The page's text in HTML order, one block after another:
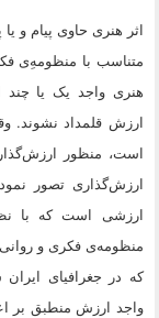
اثر هنری حاوی پیام و
متناسب با منظومه‌ِی
هنری واجد یک یا
ارزش قلمداد نشوند.
است، منظور
ارزش‌گذاری تصور
ارزشی است که با
منظومه‌ی فکری و
که در جغرافیای
واجد ارزش منطبق بر